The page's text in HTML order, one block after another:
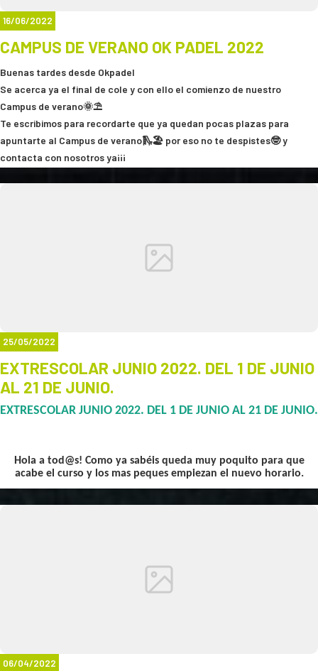
ACONDICIONADO, se lo pasaran PIPA, mientras tu
Recuerda abrimos todos los dias de 9 a 23:00 ,
Sabados y domingos inlcuidos.
16/06/2022
CAMPUS DE VERANO OK PADEL 2022
Buenas tardes desde Okpadel
Se acerca ya el final de cole y con ello el comienzo de nuestro
Campus de verano🌞⛱️
Te escribimos para recordarte que ya quedan pocas plazas para
apuntarte al Campus de verano🛝🏖️ por eso no te despistes🤓 y
contacta con nosotros ya¡¡¡
25/05/2022
EXTRESCOLAR JUNIO 2022. DEL 1 DE JUNIO
AL 21 DE JUNIO.
EXTRESCOLAR JUNIO 2022. DEL 1 DE JUNIO AL 21 DE JUNIO.
Hola a tod@s! Como ya sabéis queda muy poquito para que
acabe el curso y los mas peques empiezan el nuevo horario.
Seguimos aquí con los niños de Lunes a Viernes de 15:00 a 17:30
donde nos encontraremos con los niñ@s que van a otros
colegios.
06/04/2022